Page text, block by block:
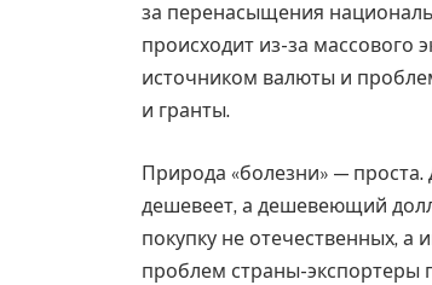
за перенасыщения
происходит из-за массового
источником валюты и
и гранты.
Природа «болезни» — проста.
дешевеет, а дешевеющий
покупку не отечественных,
проблем страны-